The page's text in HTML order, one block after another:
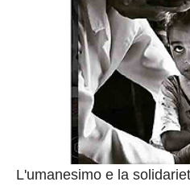
L'umanesimo e la